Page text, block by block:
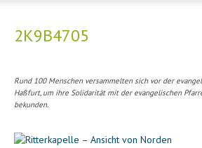
2K9B4705
Rund 100 Menschen versammelten sich vor der
Haßfurt, um ihre Solidarität mit der evangelischen
bekunden.